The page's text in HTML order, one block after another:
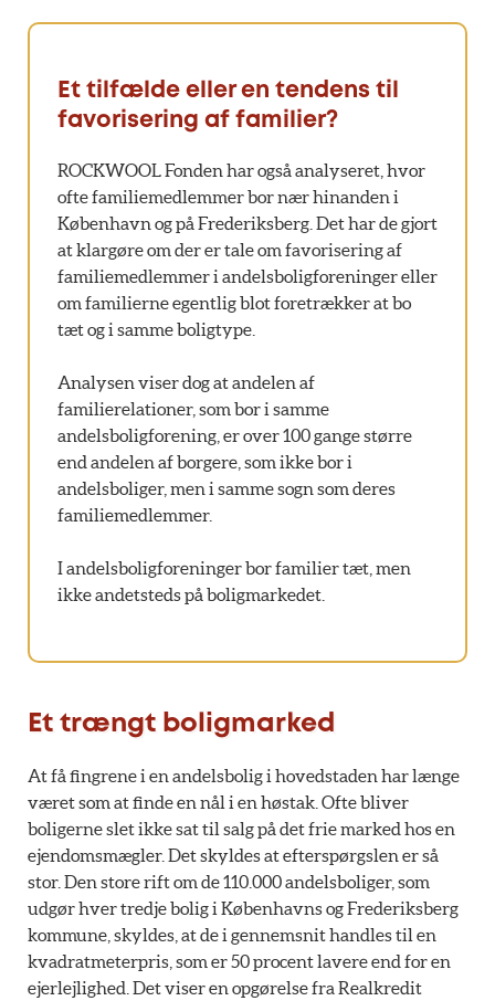
Et tilfælde eller en tendens til
favorisering af familier?
ROCKWOOL Fonden har også analyseret, hvor
ofte familiemedlemmer bor nær hinanden i
København og på Frederiksberg. Det har de gjort
at klargøre om der er tale om favorisering af
familiemedlemmer i andelsboligforeninger eller
om familierne egentlig blot foretrækker at bo
tæt og i samme boligtype.
Analysen viser dog at andelen af
familierelationer, som bor i samme
andelsboligforening, er over 100 gange større
end andelen af borgere, som ikke bor i
andelsboliger, men i samme sogn som deres
familiemedlemmer.
I andelsboligforeninger bor familier tæt, men
ikke andetsteds på boligmarkedet.
Et trængt boligmarked
At få fingrene i en andelsbolig i hovedstaden har længe
været som at finde en nål i en høstak. Ofte bliver
boligerne slet ikke sat til salg på det frie marked hos en
ejendomsmægler. Det skyldes at efterspørgslen er så
stor. Den store rift om de 110.000 andelsboliger, som
udgør hver tredje bolig i Københavns og Frederiksberg
kommune, skyldes, at de i gennemsnit handles til en
kvadratmeterpris, som er 50 procent lavere end for en
ejerlejlighed. Det viser en opgørelse fra Realkredit